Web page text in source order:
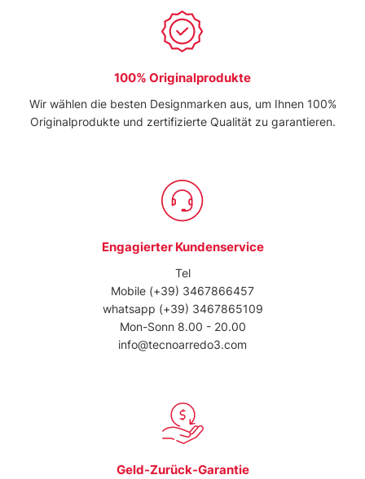
100% Originalprodukte
Wir wählen die besten Designmarken aus, um Ihnen 100%
Originalprodukte und zertifizierte Qualität zu garantieren.
Engagierter Kundenservice
Tel
Mobile (+39) 3467866457
whatsapp (+39) 3467865109
Mon-Sonn 8.00 - 20.00
info@tecnoarredo3.com
Geld-Zurück-Garantie